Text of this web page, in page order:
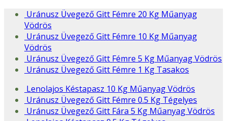
Uránusz Üvegező Gitt Fémre 20 Kg Műanyag
Vödrös
Uránusz Üvegező Gitt Fémre 10 Kg Műanyag
Vödrös
Uránusz Üvegező Gitt Fémre 5 Kg Műanyag Vödrös
Uránusz Üvegező Gitt Fémre 1 Kg Tasakos
Lenolajos Késtapasz 10 Kg Műanyag Vödrös
Uránusz Üvegező Gitt Fémre 0.5 Kg Tégelyes
Uránusz Üvegező Gitt Fára 5 Kg Műanyag Vödrös